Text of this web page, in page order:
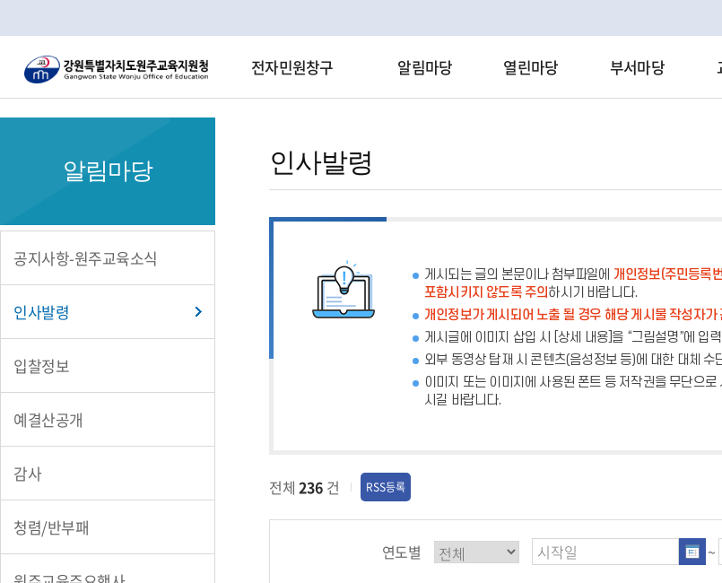
전자민원창구 알림마당 열린마당 부서마당
알림마당
공지사항-원주교육소식
인사발령
입찰정보
예결산공개
감사
청렴/반부패
사
발
령
인사발령
게시되는 글의 본문이나 첨부파일에 개인정보(주민등록
포함시키지 않도록 주의하시기 바랍니다.
개인정보가 게시되어 노출 될 경우 해당 게시물 작성자가
게시글에 이미지 삽입 시 [상세 내용]을 “그림설명”에 입
외부 동영상 탑재 시 콘텐츠(음성정보 등)에 대한 대체
이미지 또는 이미지에 사용된 폰트 등 저작권을 무단으로
시길 바랍니다.
전체 236 건 RSS등록
연도별 ~